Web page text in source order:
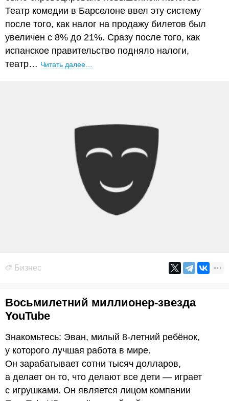
Театр комедии в Барселоне ввел эту систему
после того, как налог на продажу билетов был
увеличен с 8% до 21%. Сразу после того, как
испанское правительство подняло налоги,
театр… Читать далее…
Бизнес
Восьмилетний миллионер-звезда
YouTube
Знакомьтесь: Эван, милый 8-летний ребёнок,
у которого лучшая работа в мире.
Он зарабатывает сотни тысяч долларов,
а делает он то, что делают все дети — играет
с игрушками. Он является лицом компании